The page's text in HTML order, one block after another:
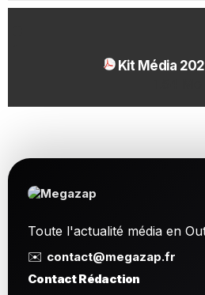
Kit Média
Toute l'actualité média en
✉️ contact@megazap.fr
Contact Rédaction